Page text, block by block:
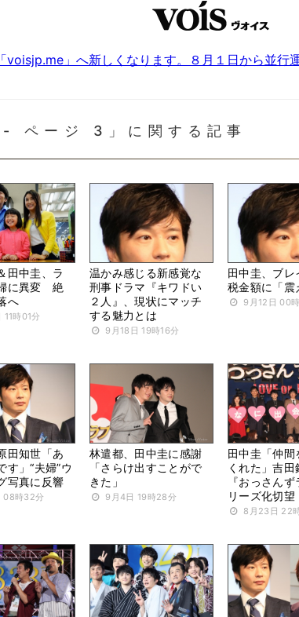
voisjp.me」へ新しくなります。８月１日から並行
- ページ 3」に関する記事
田中圭、ラ
に異変 絶
へ
11時01分
温かみ感じる新感覚な
刑事ドラマ『キワドい
２人』、現状にマッチ
する魅力とは
9月18日 19時16分
田中圭、ブレ
税金額に「震
9月12日 00
田知世「あ
す」“夫婦”ウ
写真に反響
08時32分
林遣都、田中圭に感謝
「さらけ出すことがで
きた」
9月4日 19時28分
田中圭「仲間
くれた」吉田
『おっさん
リーズ化切望
8月23日 22